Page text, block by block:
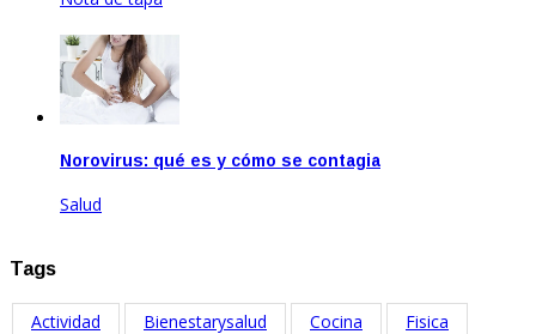
Norovirus: qué es y cómo se contagia
Salud
Tags
Actividad Bienestarysalud Cocina
Fisica